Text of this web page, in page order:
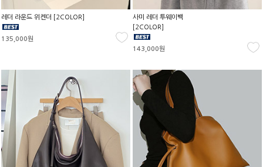
레더 라운드 위켄더 [2COLOR]
135,000원
사미 레더 투웨이백
[2COLOR]
143,000원